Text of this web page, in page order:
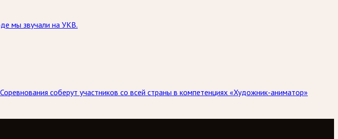
мы звучали на УКВ.
соберут участников со всей страны в компетенциях «Художник-аниматор»